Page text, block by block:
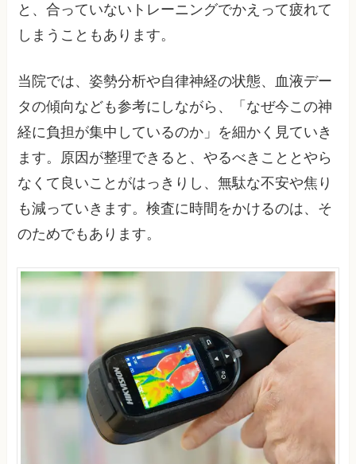
と、合っていないトレーニングでかえって疲れて
しまうこともあります。
当院では、姿勢分析や自律神経の状態、血液デー
タの傾向なども参考にしながら、「なぜ今この神
経に負担が集中しているのか」を細かく見ていき
ます。原因が整理できると、やるべきこととやら
なくて良いことがはっきりし、無駄な不安や焦り
も減っていきます。検査に時間をかけるのは、そ
のためでもあります。